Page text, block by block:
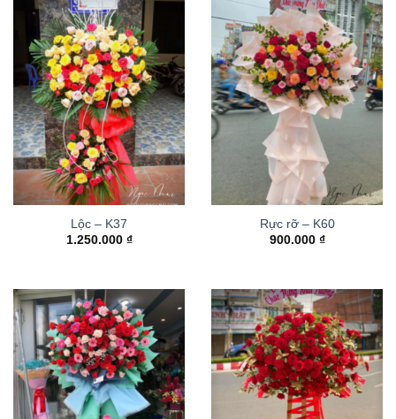
Lộc – K37
1.250.000 ₫
Rực rỡ – K60
900.000 ₫